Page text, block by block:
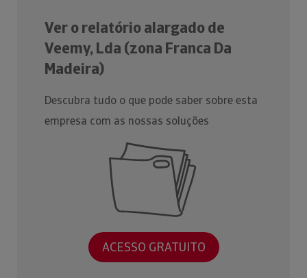
Ver o relatório alargado de
Veemy, Lda (zona Franca Da
Madeira)
Descubra tudo o que pode saber sobre esta
empresa com as nossas soluções
ACESSO GRATUITO